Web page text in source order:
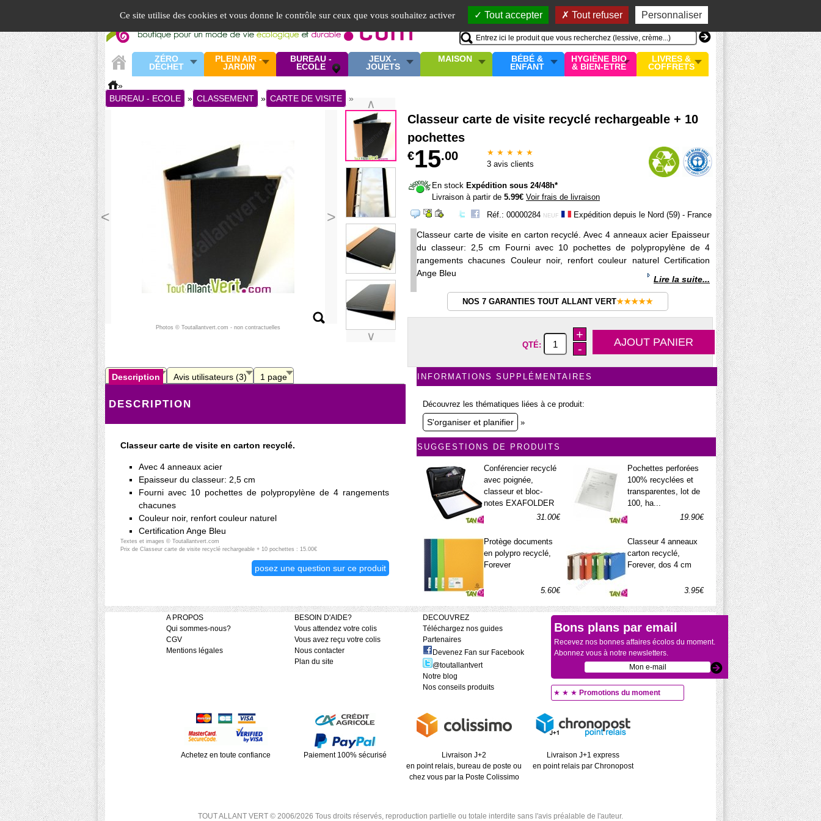
Ce site utilise des cookies et vous donne le contrôle sur ceux que vous souhaitez activer Tout accepter Tout refuser Personnaliser
Mon compte
MON PANIER
0 article
ZÉRO
DÉCHET
PLEIN AIR -
JARDIN
BUREAU -
ECOLE
JEUX -
JOUETS
MAISON
BÉBÉ &
ENFANT
HYGIÈNE BIO
& BIEN-ETRE
LIVRES &
COFFRETS
»
BUREAU - ECOLE
» CLASSEMENT » CARTE DE VISITE »
>
<
Photos © Toutallantvert.com - non contractuelles
∧
∨
Classeur carte de visite recyclé rechargeable + 10
pochettes
★ ★ ★ ★ ★
3 avis clients
€15.00
En stock Expédition sous 24/48h*
Livraison à partir de 5.99€ Voir frais de livraison
Réf.: 00000284 NEUF Expédition depuis le Nord (59) - France
Classeur carte de visite en carton recyclé. Avec 4 anneaux acier Epaisseur
du classeur: 2,5 cm Fourni avec 10 pochettes de polypropylène de 4
rangements chacunes Couleur noir, renfort couleur naturel Certification
Ange Bleu
Lire la suite...
NOS 7 GARANTIES TOUT ALLANT VERT★★★★★
QTÉ:
+
-
INFORMATIONS SUPPLÉMENTAIRES
Découvrez les thématiques liées à ce produit:
S'organiser et planifier »
SUGGESTIONS DE PRODUITS
Conférencier recyclé
avec poignée,
classeur et bloc-
notes EXAFOLDER
31.00€
Pochettes perforées
100% recyclées et
transparentes, lot de
100, ha...
19.90€
Protège documents
en polypro recyclé,
Forever
5.60€
Classeur 4 anneaux
carton recyclé,
Forever, dos 4 cm
3.95€
Description Avis utilisateurs (3) 1 page
DESCRIPTION
Classeur carte de visite en carton recyclé.
Avec 4 anneaux acier
Epaisseur du classeur: 2,5 cm
Fourni avec 10 pochettes de polypropylène de 4 rangements
chacunes
Couleur noir, renfort couleur naturel
Certification Ange Bleu
Textes et images © Toutallantvert.com
Prix de Classeur carte de visite recyclé rechargeable + 10 pochettes : 15.00€
posez une question sur ce produit
A PROPOS
Qui sommes-nous?
CGV
Mentions légales
BESOIN D'AIDE?
Vous attendez votre colis
Vous avez reçu votre colis
Nous contacter
Plan du site
DECOUVREZ
Téléchargez nos guides
Partenaires
Devenez Fan sur Facebook
@toutallantvert
Notre blog
Nos conseils produits
Bons plans par email
Recevez nos bonnes affaires écolos du moment.
Abonnez vous à notre newsletters.
★ ★ ★ Promotions du moment
Achetez en toute confiance Paiement 100% sécurisé
Livraison J+2
en point relais, bureau de poste ou
chez vous par la Poste Colissimo
Livraison J+1 express
en point relais par Chronopost
TOUT ALLANT VERT © 2006/2026 Tous droits réservés, reproduction partielle ou totale interdite sans l'avis préalable de l'auteur.